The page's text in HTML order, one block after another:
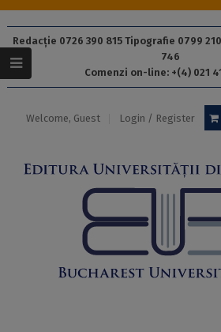
Redacție 0726 390 815 Tipografie 0799
746
Comenzi on-line: +(4) 021
Welcome, Guest Login / Register